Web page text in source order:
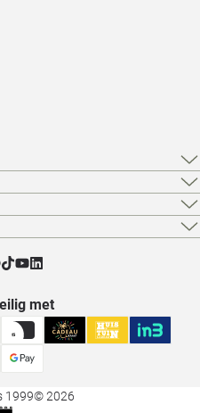
met
1999© 2026